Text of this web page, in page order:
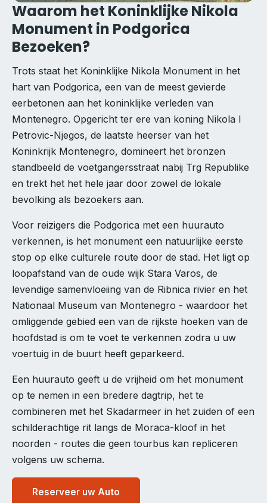
Waarom het Koninklijke Nikola
Monument in Podgorica
Bezoeken?
Trots staat het Koninklijke Nikola Monument in het
hart van Podgorica, een van de meest gevierde
eerbetonen aan het koninklijke verleden van
Montenegro. Opgericht ter ere van koning Nikola I
Petrovic-Njegos, de laatste heerser van het
Koninkrijk Montenegro, domineert het bronzen
standbeeld de voetgangersstraat nabij Trg Republike
en trekt het het hele jaar door zowel de lokale
bevolking als bezoekers aan.
Voor reizigers die Podgorica met een huurauto
verkennen, is het monument een natuurlijke eerste
stop op elke culturele route door de stad. Het ligt op
loopafstand van de oude wijk Stara Varos, de
levendige samenvloeiing van de Ribnica rivier en het
Nationaal Museum van Montenegro - waardoor het
omliggende gebied een van de rijkste hoeken van de
hoofdstad is om te voet te verkennen zodra u uw
voertuig in de buurt heeft geparkeerd.
Een huurauto geeft u de vrijheid om het monument
op te nemen in een bredere dagtrip, het te
combineren met het Skadarmeer in het zuiden of een
schilderachtige rit langs de Moraca-kloof in het
noorden - routes die geen tourbus kan repliceren
volgens uw schema.
Reserveer uw Auto